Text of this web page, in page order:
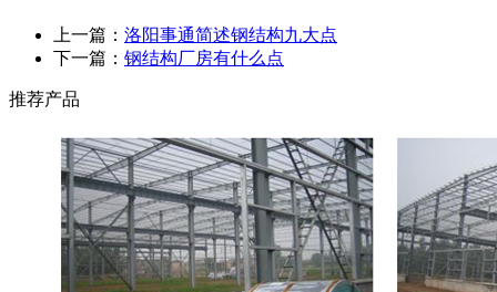
上一篇： 洛阳事通简述钢结构九大点
下一篇： 钢结构厂房有什么点
推荐产品